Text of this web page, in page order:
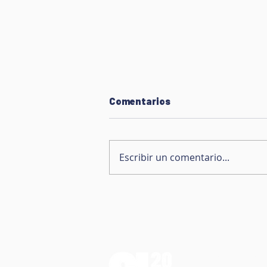
Comentarios
Escribir un comentario...